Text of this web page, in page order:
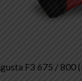
F3 675 / 800